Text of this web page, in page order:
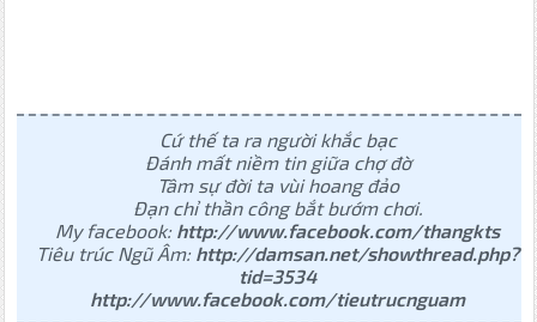
Cứ thế ta ra người khắc bạc
Đánh mất niềm tin giữa chợ đờ
Tâm sự đời ta vùi hoang đảo
Đạn chỉ thần công bắt bướm chơi.
My facebook: http://www.facebook.com/thangkts
Tiêu trúc Ngũ Âm: http://damsan.net/showthread.php?
tid=3534
http://www.facebook.com/tieutrucnguam